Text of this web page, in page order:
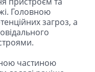
Головною
загроз, а
частиною